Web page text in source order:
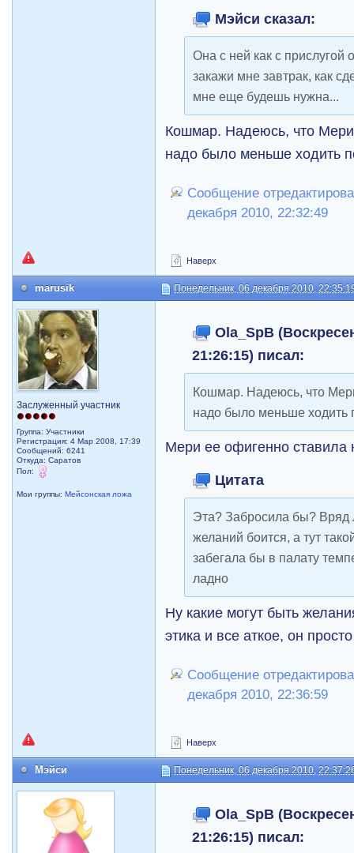
Мэйси сказал:
Она с ней как с
закажи мне завтрак, как
мне еще будешь нужна...
Кошмар. Надеюсь, что
надо было меньше ходить
Сообщение
декабря 2010, 22:32:49
Наверх
marusik Понедельник, 06 декабря 2010,
Заслуженный участник
Группа: Участники
Регистрация: 4 Мар 2008, 17:39
Сообщений: 6241
Откуда: Саратов
Пол:
Мои группы:Мейсонская ложа
Ola_SpB
21:26:15) писал:
Кошмар. Надеюсь, что
надо было меньше ходить
Мери ее офигенно ставила
Цитата
Эта? Забросила бы? Вряд
желаний боится, а тут
забегала бы в палату
ладно
Ну какие могут быть
этика и все аткое, он
Сообщение
декабря 2010, 22:36:59
Наверх
Мэйси Понедельник, 06 декабря 2010,
Ola_SpB
21:26:15) писал: